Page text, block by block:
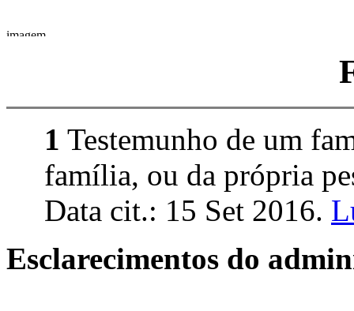
1 Testemunho de um
família, ou da própria
Data cit.: 15 Set 2016.
Esclarecimentos do